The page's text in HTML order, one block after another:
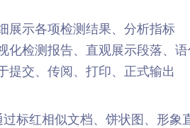
展示各项检测结果、分析指标
化检测报告、直观展示段落、
提交、传阅、打印、正式输出
标红相似文档、饼状图、形象